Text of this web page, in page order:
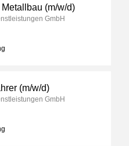
(m/w/d)
GmbH
(m/w/d)
GmbH